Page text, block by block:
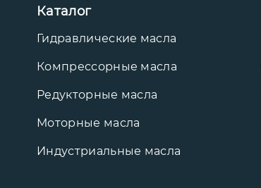
Каталог
Гидравлические масла
Компрессорные масла
Редукторные масла
Моторные масла
Индустриальные масла